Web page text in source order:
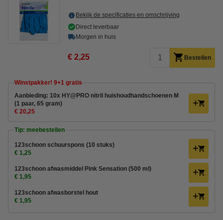
Bekijk de specificaties en omschrijving
Direct leverbaar
Morgen in huis
€ 2,25 Bestellen
Winstpakker! 9+1 gratis
Aanbieding: 10x HY@PRO nitril huishoudhandschoenen M
(1 paar, 65 gram)
€ 20,25
Tip: meebestellen
123schoon schuurspons (10 stuks)
€ 1,25
123schoon afwasmiddel Pink Sensation (500 ml)
€ 1,95
123schoon afwasborstel hout
€ 1,95